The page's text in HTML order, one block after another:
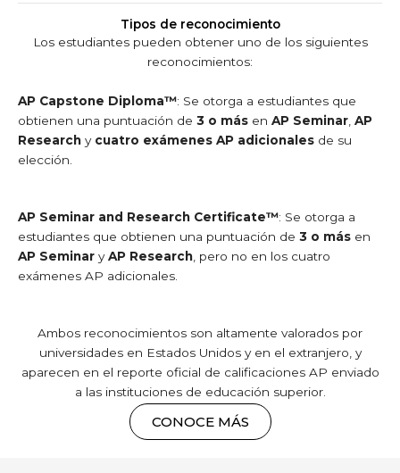
Tipos de reconocimiento
Los estudiantes pueden obtener uno de los siguientes
reconocimientos:
AP Capstone Diploma™: Se otorga a estudiantes que
obtienen una puntuación de 3 o más en AP Seminar, AP
Research y cuatro exámenes AP adicionales de su
elección.
AP Seminar and Research Certificate™: Se otorga a
estudiantes que obtienen una puntuación de 3 o más en
AP Seminar yAP Research , pero no en los cuatro
exámenes AP adicionales.
Ambos reconocimientos son altamente valorados por
universidades en Estados Unidos y en el extranjero, y
aparecen en el reporte oficial de calificaciones AP enviado
a las instituciones de educación superior.
CONOCE MÁS